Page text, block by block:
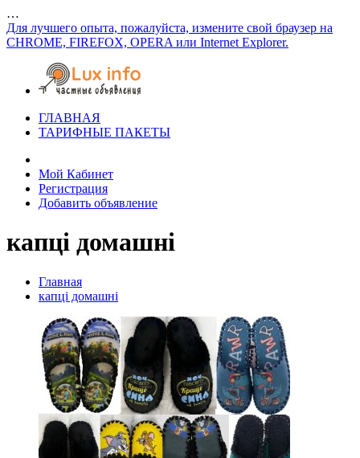
…
Для лучшего опыта, пожалуйста, измените свой браузер на
CHROME, FIREFOX, OPERA или Internet Explorer.
ГЛАВНАЯ
ТАРИФНЫЕ ПАКЕТЫ
Мой Кабинет
Регистрация
Добавить объявление
капці домашні
Главная
капці домашні